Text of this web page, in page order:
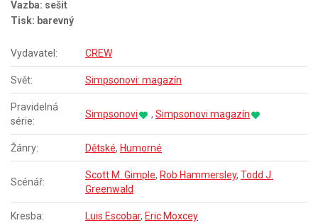
Vazba: sešit
Tisk: barevný
Vydavatel: CREW
Svět: Simpsonovi: magazín
Pravidelná
série:
Simpsonovi , Simpsonovi magazín
Žánry: Dětské, Humorné
Scénář:
Scott M. Gimple, Rob Hammersley, Todd J.
Greenwald
Kresba: Luis Escobar, Eric Moxcey